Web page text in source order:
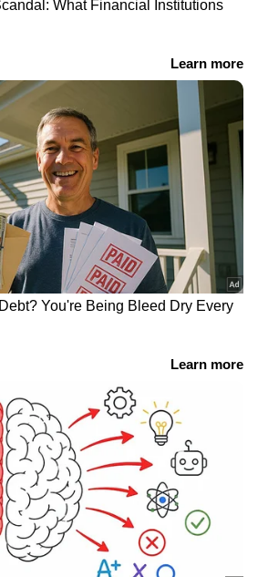
പ്രജ്ഞ
ബസിൽ
ഒരു
ഒഴിക്കുന്നത്
മറുപടി
ഇന്നും